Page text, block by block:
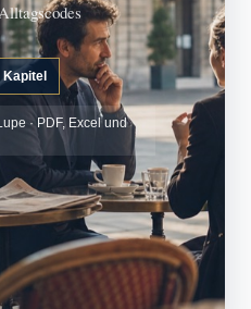
Kapitel
· PDF, Excel und